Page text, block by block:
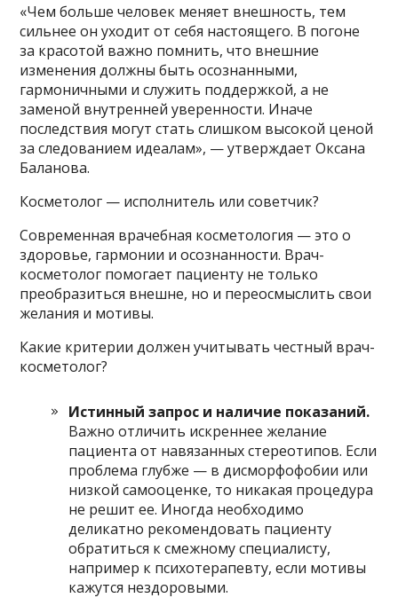
«Чем больше человек меняет внешность, тем
сильнее он уходит от себя настоящего. В погоне
за красотой важно помнить, что внешние
изменения должны быть осознанными,
гармоничными и служить поддержкой, а не
заменой внутренней уверенности. Иначе
последствия могут стать слишком высокой ценой
за следованием идеалам», — утверждает Оксана
Баланова.
Косметолог — исполнитель или советчик?
Современная врачебная косметология — это о
здоровье, гармонии и осознанности. Врач-
косметолог помогает пациенту не только
преобразиться внешне, но и переосмыслить свои
желания и мотивы.
Какие критерии должен учитывать честный врач-
косметолог?
Истинный запрос и наличие показаний.
Важно отличить искреннее желание
пациента от навязанных стереотипов. Если
проблема глубже — в дисморфофобии или
низкой самооценке, то никакая процедура
не решит ее. Иногда необходимо
деликатно рекомендовать пациенту
обратиться к смежному специалисту,
например к психотерапевту, если мотивы
кажутся нездоровыми.